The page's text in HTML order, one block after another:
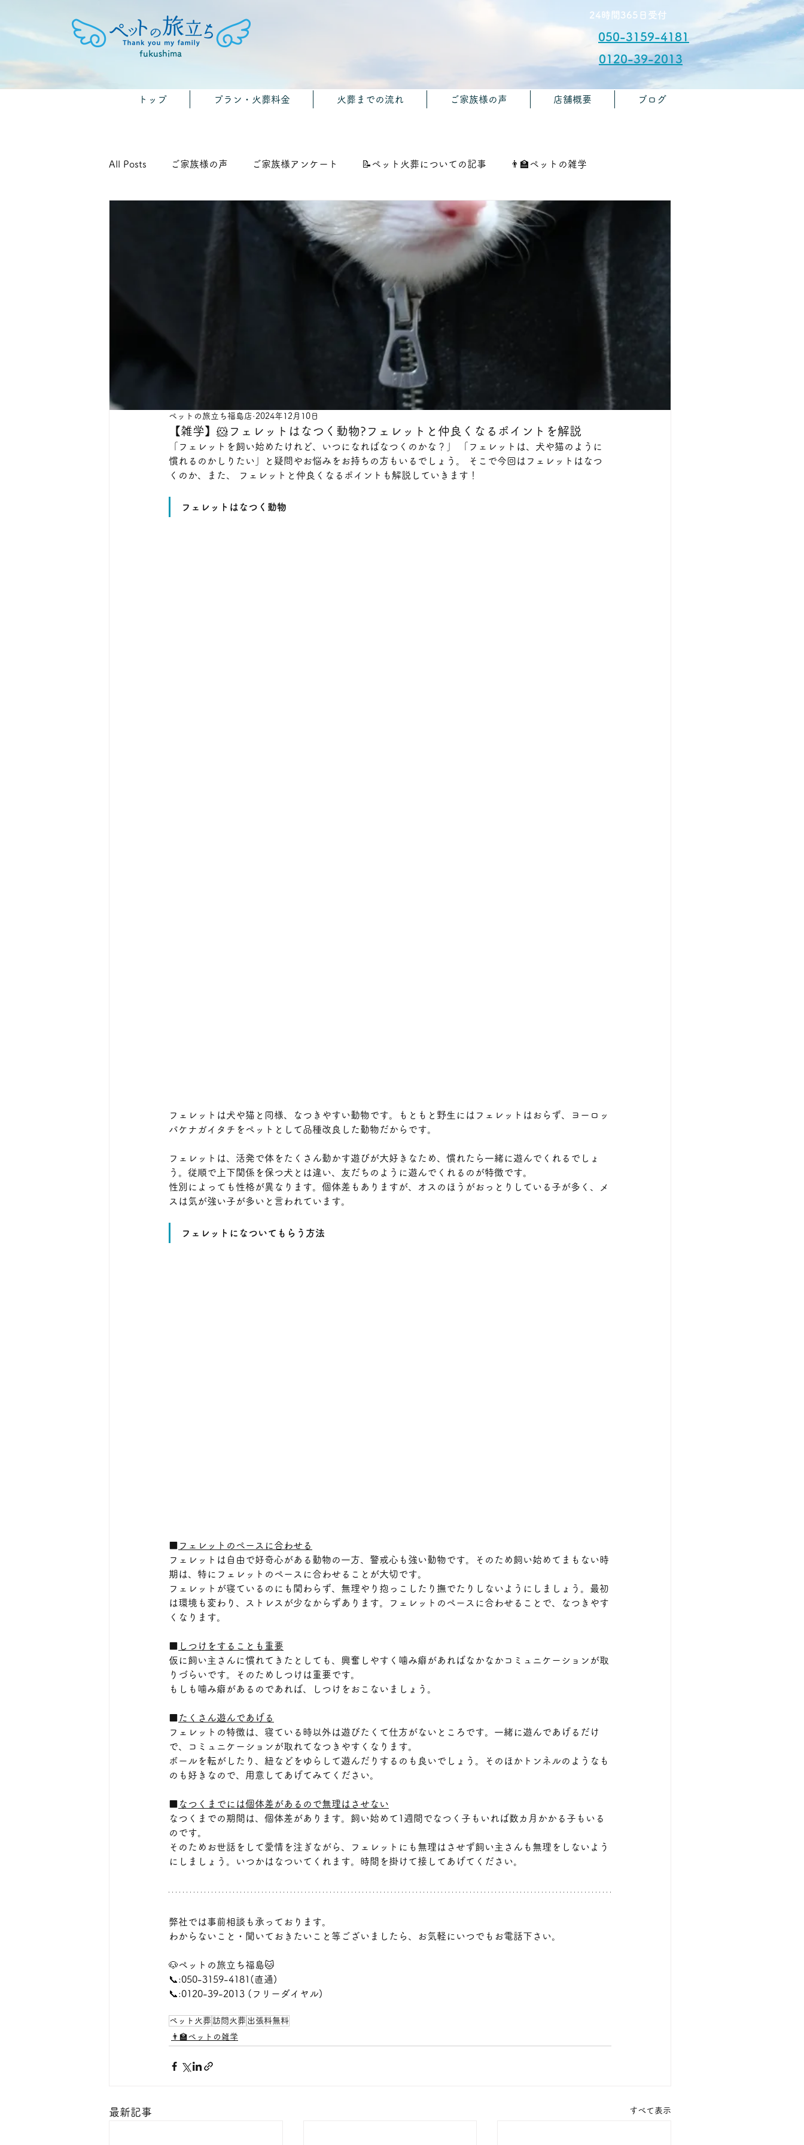
fukushima
​24時間365日受付
050-3159-4181
0120-39-2013
トップ プラン・火葬料金 火葬までの流れ ご家族様の声 店舗概要 ブログ
All Posts ご家族様の声 ご家族様アンケート 📝ペット火葬についての記事 👨‍🏫ペットの雑学
【雑学】🐹フェレットはなつく動物?フェレットと仲良くなるポイントを解説
ペットの旅立ち福島店 2024年12月10日
「フェレットを飼い始めたけれど、いつになればなつくのかな？」 「フェレットは、犬や猫のように
慣れるのかしりたい」と疑問やお悩みをお持ちの方もいるでしょう。 そこで今回はフェレットはなつ
くのか、また、 フェレットと仲良くなるポイントも解説していきます！
フェレットはなつく動物
フェレットは犬や猫と同様、なつきやすい動物です。もともと野生にはフェレットはおらず、ヨーロッ
パケナガイタチをペットとして品種改良した動物だからです。
フェレットは、活発で体をたくさん動かす遊びが大好きなため、慣れたら一緒に遊んでくれるでしょ
う。従順で上下関係を保つ犬とは違い、友だちのように遊んでくれるのが特徴です。
性別によっても性格が異なります。個体差もありますが、オスのほうがおっとりしている子が多く、メ
スは気が強い子が多いと言われています。
フェレットになついてもらう方法
■ フェレットのペースに合わせる
フェレットは自由で好奇心がある動物の一方、警戒心も強い動物です。そのため飼い始めてまもない時
期は、特にフェレットのペースに合わせることが大切です。
フェレットが寝ているのにも関わらず、無理やり抱っこしたり撫でたりしないようにしましょう。最初
は環境も変わり、ストレスが少なからずあります。フェレットのペースに合わせることで、なつきやす
くなります。
■ しつけをすることも重要
仮に飼い主さんに慣れてきたとしても、興奮しやすく噛み癖があればなかなかコミュニケーションが取
りづらいです。そのためしつけは重要です。
もしも噛み癖があるのであれば、しつけをおこないましょう。
■たくさん遊んであげる
フェレットの特徴は、寝ている時以外は遊びたくて仕方がないところです。一緒に遊んであげるだけ
で、コミュニケーションが取れてなつきやすくなります。
ボールを転がしたり、紐などをゆらして遊んだりするのも良いでしょう。そのほかトンネルのようなも
のも好きなので、用意してあげてみてください。
■ なつくまでには個体差があるので無理はさせない
なつくまでの期間は、個体差があります。飼い始めて1週間でなつく子もいれば数カ月かかる子もいる
のです。
そのためお世話をして愛情を注ぎながら、フェレットにも無理はさせず飼い主さんも無理をしないよう
にしましょう。いつかはなついてくれます。時間を掛けて接してあげてください。
弊社では事前相談も承っております。
わからないこと・聞いておきたいこと等ございましたら、お気軽にいつでもお電話下さい。
🐶ペットの旅立ち福島🐱
📞:050-3159-4181(直通)
📞:0120-39-2013 (フリーダイヤル)
ペット火葬 訪問火葬 出張料無料
👨‍🏫ペットの雑学
最新記事 すべて表示